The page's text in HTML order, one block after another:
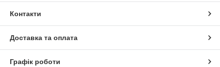
Контакти
Доставка та оплата
Графік роботи